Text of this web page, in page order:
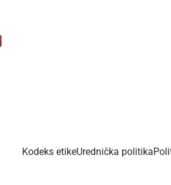
Kodeks etikeUrednička politika